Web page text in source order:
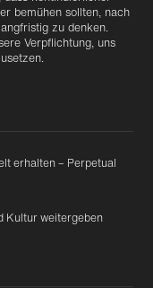
bemühen sollten, nach
zu denken.
Verpflichtung, uns
erhalten – Perpetual
Kultur weitergeben